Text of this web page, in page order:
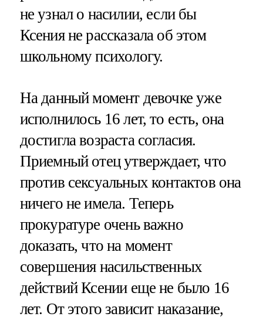
не узнал о насилии, если бы
Ксения не рассказала об этом
школьному психологу.
На данный момент девочке уже
исполнилось 16 лет, то есть, она
достигла возраста согласия.
Приемный отец утверждает, что
против сексуальных контактов она
ничего не имела. Теперь
прокуратуре очень важно
доказать, что на момент
совершения насильственных
действий Ксении еще не было 16
лет. От этого зависит наказание,